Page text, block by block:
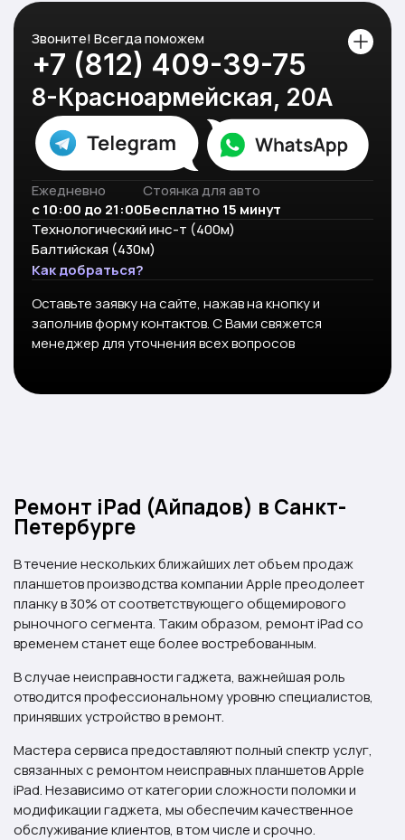
Звоните! Всегда поможем
+7 (812) 409-39-75
8-Красноармейская, 20А
Ежедневно
с 10:00 до 21:00
Стоянка для авто
Бесплатно 15 минут
Технологический инс-т (400м)
Балтийская (430м)
Как добраться?
Оставьте заявку на сайте, нажав на кнопку и
заполнив форму контактов. С Вами свяжется
менеджер для уточнения всех вопросов
Ремонт iPad (Айпадов) в Санкт-
Петербурге
В течение нескольких ближайших лет объем продаж
планшетов производства компании Apple преодолеет
планку в 30% от соответствующего общемирового
рыночного сегмента. Таким образом, ремонт iPad со
временем станет еще более востребованным.
В случае неисправности гаджета, важнейшая роль
отводится профессиональному уровню специалистов,
принявших устройство в ремонт.
Мастера сервиса предоставляют полный спектр услуг,
связанных с ремонтом неисправных планшетов Apple
iPad. Независимо от категории сложности поломки и
модификации гаджета, мы обеспечим качественное
обслуживание клиентов, в том числе и срочно.